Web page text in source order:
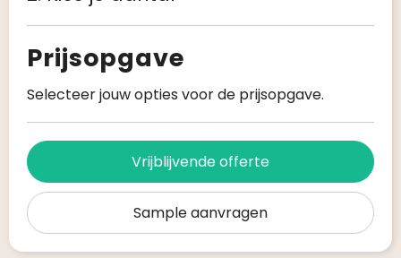
Prijsopgave
Selecteer jouw opties voor de prijsopgave.
Vrijblijvende offerte
Sample aanvragen